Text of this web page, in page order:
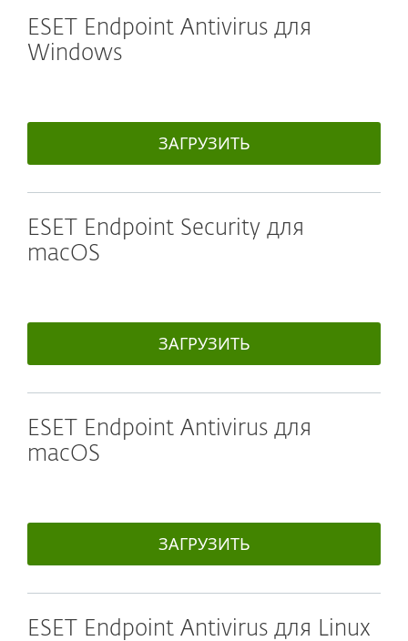
ESET Endpoint Antivirus для
Windows
ЗАГРУЗИТЬ
ESET Endpoint Security для
macOS
ЗАГРУЗИТЬ
ESET Endpoint Antivirus для
macOS
ЗАГРУЗИТЬ
ESET Endpoint Antivirus для Linux